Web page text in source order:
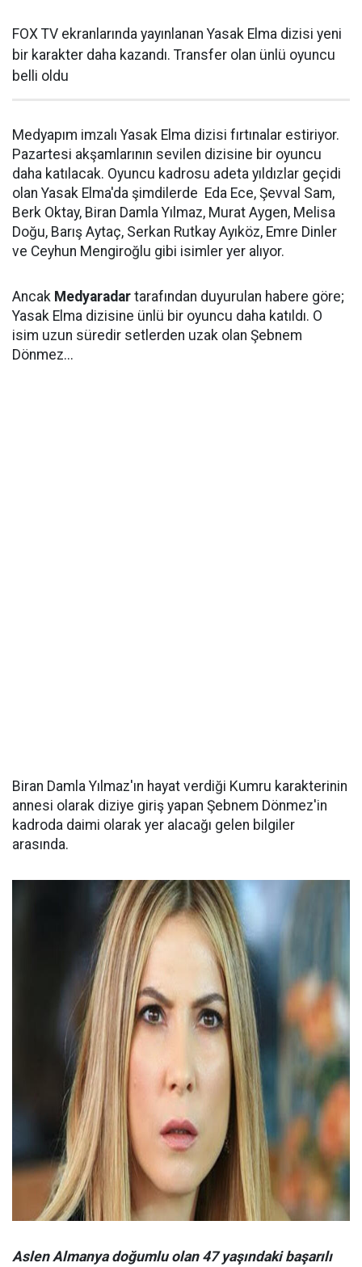
FOX TV ekranlarında yayınlanan Yasak Elma dizisi yeni
bir karakter daha kazandı. Transfer olan ünlü oyuncu
belli oldu
Medyapım imzalı Yasak Elma dizisi fırtınalar estiriyor.
Pazartesi akşamlarının sevilen dizisine bir oyuncu
daha katılacak. Oyuncu kadrosu adeta yıldızlar geçidi
olan Yasak Elma'da şimdilerde Eda Ece, Şevval Sam,
Berk Oktay, Biran Damla Yılmaz, Murat Aygen, Melisa
Doğu, Barış Aytaç, Serkan Rutkay Ayıköz, Emre Dinler
ve Ceyhun Mengiroğlu gibi isimler yer alıyor.
Ancak Medyaradar tarafından duyurulan habere göre;
Yasak Elma dizisine ünlü bir oyuncu daha katıldı. O
isim uzun süredir setlerden uzak olan Şebnem
Dönmez...
Biran Damla Yılmaz'ın hayat verdiği Kumru karakterinin
annesi olarak diziye giriş yapan Şebnem Dönmez'in
kadroda daimi olarak yer alacağı gelen bilgiler
arasında.
Aslen Almanya doğumlu olan 47 yaşındaki başarılı